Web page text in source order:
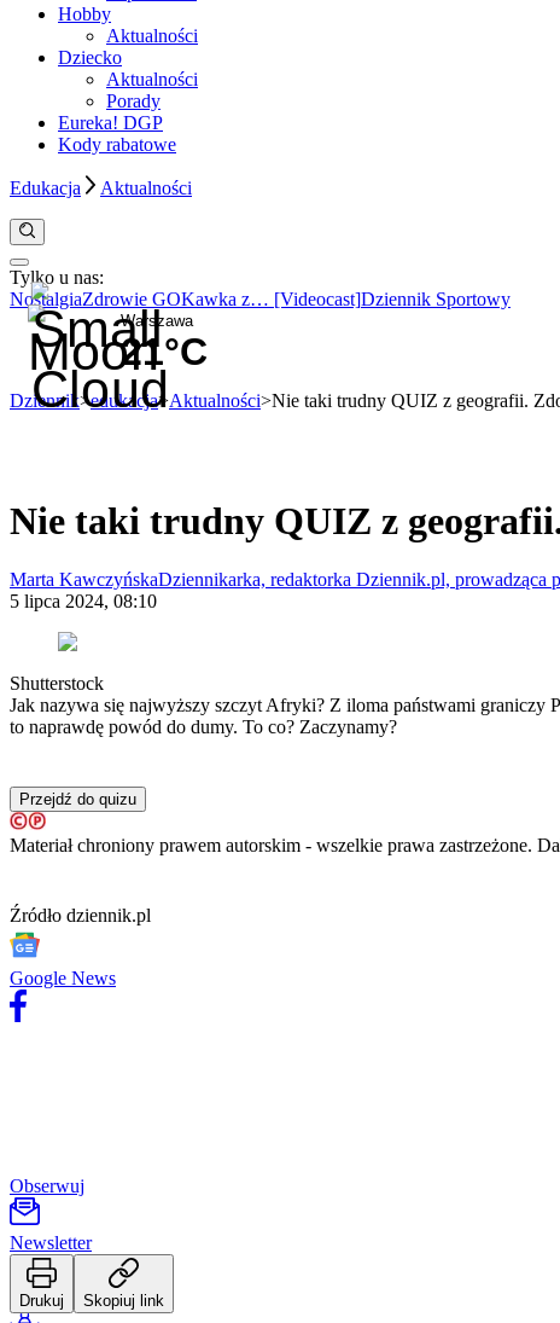
Hobby
Aktualności
Dziecko
Aktualności
Porady
Eureka! DGP
Kody rabatowe
Edukacja Aktualności
Anuluj
Wiadomości
Kraj
Świat
Polityka
Nauka
Ciekawostki
Praca
Podatki
Finanse
KSEF
Jednoślady
Drogi
Porady
Premiery
Testy
Życie gwiazd
Plotki
Telewizja
Edukacja
Aktualności
F1
Kolarstwo
Koszykówka
Tylko u nas:
NostalgiaZdrowie GOKawka z… [Videocast]Dziennik Sportowy
Warszawa
21°C
Dziennik>edukacja>Aktualności>Nie taki trudny QUIZ z geografii.
Nie taki trudny QUIZ z geografii.
Marta KawczyńskaDziennikarka, redaktorka Dziennik.pl,
5 lipca 2024, 08:10
Shutterstock
Jak nazywa się najwyższy szczyt Afryki? Z iloma państwami graniczy
to naprawdę powód do dumy. To co? Zaczynamy?
Przejdź do quizu
Materiał chroniony prawem autorskim - wszelkie prawa zastrzeżone.
Źródło dziennik.pl
Google News
Obserwuj
Newsletter
Drukuj Skopiuj link